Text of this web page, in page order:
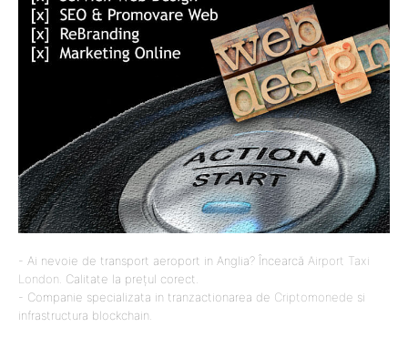
- Ai nevoie de transport aeroport in Anglia? Încearcă Airport Taxi
London . Calitate la prețul corect.
- Companie specializata in tranzactionarea de Criptomonede si
infrastructura blockchain.